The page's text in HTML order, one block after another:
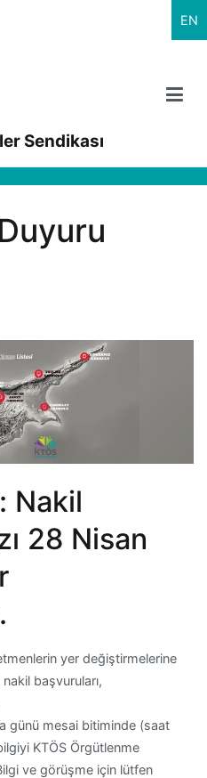
EN
Sendikası
Nakil
28 Nisan
yer değiştirmelerine
başvuruları,
günü mesai bitiminde (saat
KTÖS Örgütlenme
ve görüşme için lütfen